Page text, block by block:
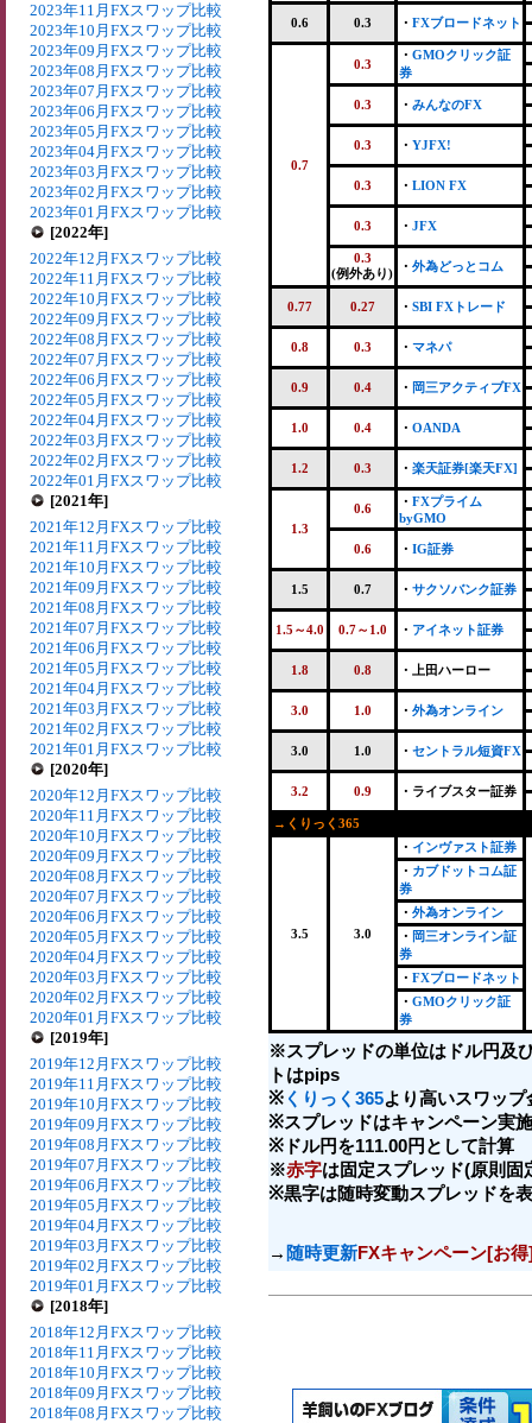
2023年11月FXスワップ比較
2023年10月FXスワップ比較
2023年09月FXスワップ比較
2023年08月FXスワップ比較
2023年07月FXスワップ比較
2023年06月FXスワップ比較
2023年05月FXスワップ比較
2023年04月FXスワップ比較
2023年03月FXスワップ比較
2023年02月FXスワップ比較
2023年01月FXスワップ比較
[2022年]
2022年12月FXスワップ比較
2022年11月FXスワップ比較
2022年10月FXスワップ比較
2022年09月FXスワップ比較
2022年08月FXスワップ比較
2022年07月FXスワップ比較
2022年06月FXスワップ比較
2022年05月FXスワップ比較
2022年04月FXスワップ比較
2022年03月FXスワップ比較
2022年02月FXスワップ比較
2022年01月FXスワップ比較
[2021年]
2021年12月FXスワップ比較
2021年11月FXスワップ比較
2021年10月FXスワップ比較
2021年09月FXスワップ比較
2021年08月FXスワップ比較
2021年07月FXスワップ比較
2021年06月FXスワップ比較
2021年05月FXスワップ比較
2021年04月FXスワップ比較
2021年03月FXスワップ比較
2021年02月FXスワップ比較
2021年01月FXスワップ比較
[2020年]
2020年12月FXスワップ比較
2020年11月FXスワップ比較
2020年10月FXスワップ比較
2020年09月FXスワップ比較
2020年08月FXスワップ比較
2020年07月FXスワップ比較
2020年06月FXスワップ比較
2020年05月FXスワップ比較
2020年04月FXスワップ比較
2020年03月FXスワップ比較
2020年02月FXスワップ比較
2020年01月FXスワップ比較
[2019年]
2019年12月FXスワップ比較
2019年11月FXスワップ比較
2019年10月FXスワップ比較
2019年09月FXスワップ比較
2019年08月FXスワップ比較
2019年07月FXスワップ比較
2019年06月FXスワップ比較
2019年05月FXスワップ比較
2019年04月FXスワップ比較
2019年03月FXスワップ比較
2019年02月FXスワップ比較
2019年01月FXスワップ比較
[2018年]
2018年12月FXスワップ比較
2018年11月FXスワップ比較
2018年10月FXスワップ比較
2018年09月FXスワップ比較
2018年08月FXスワップ比較
0.6 0.3 ・ FXブロードネット
0.7
0.3
・ GMOクリック証
券
0.3 ・ みんなのFX
0.3 ・ YJFX!
0.3 ・ LION FX
0.3 ・ JFX
0.3
(例外あり)
・ 外為どっとコム
0.77 0.27 ・ SBI FXトレード
0.8 0.3 ・ マネパ
0.9 0.4 ・ 岡三アクティブFX
1.0 0.4 ・ OANDA
1.2 0.3 ・ 楽天証券[楽天FX]
1.3
0.6 ・ FXプライム
byGMO
0.6 ・ IG証券
1.5 0.7 ・ サクソバンク証券
1.5～4.0 0.7～1.0 ・ アイネット証券
1.8 0.8 ・上田ハーロー
3.0 1.0 ・ 外為オンライン
3.0 1.0 ・ セントラル短資FX
3.2 0.9 ・ライブスター証券
→くりっく365
3.5 3.0
・ インヴァスト証券
・ カブドットコム証
券
・ 外為オンライン
・ 岡三オンライン証
券
・ FXブロードネット
・ GMOクリック証
券
※スプレッドの単位はドル円及
トはpips
※ くりっく365より高いスワップ
※スプレッドはキャンペーン実
※ドル円を111.00円として計算
※赤字は固定スプレッド(原則固
※黒字は随時変動スプレッドを
→ 随時更新FXキャンペーン[お